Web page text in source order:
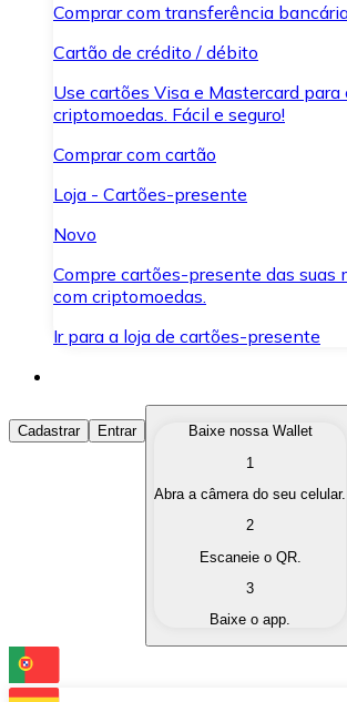
Comprar com transferência
Cartão de crédito / débito
Use cartões Visa e Mastercard para
criptomoedas. Fácil e seguro!
Comprar com cartão
Loja - Cartões-presente
Novo
Compre cartões-presente das suas
com criptomoedas.
Ir para a loja de cartões-presente
Comprar Criptomoedas
Compre as criptomoedas de seu
Converta suas criptomoedas em
Troque uma criptomoeda por
Cadastrar Entrar
Baixe nossa Wallet
1
Abra a câmera do seu celular.
2
Escaneie o QR.
3
Baixe o app.